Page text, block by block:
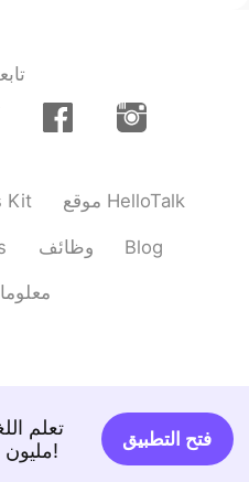
Kit موقع HelloTalk
وظائف Blog
مليون متحدث أصلي مجانًا!
فتح التطبيق